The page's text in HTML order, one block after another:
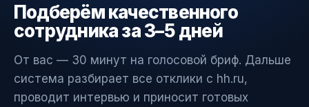
Подберём качественного
сотрудника за 3–5 дней
От вас — 30 минут на голосовой бриф. Дальше
система разбирает все отклики с hh.ru,
проводит интервью и приносит готовых